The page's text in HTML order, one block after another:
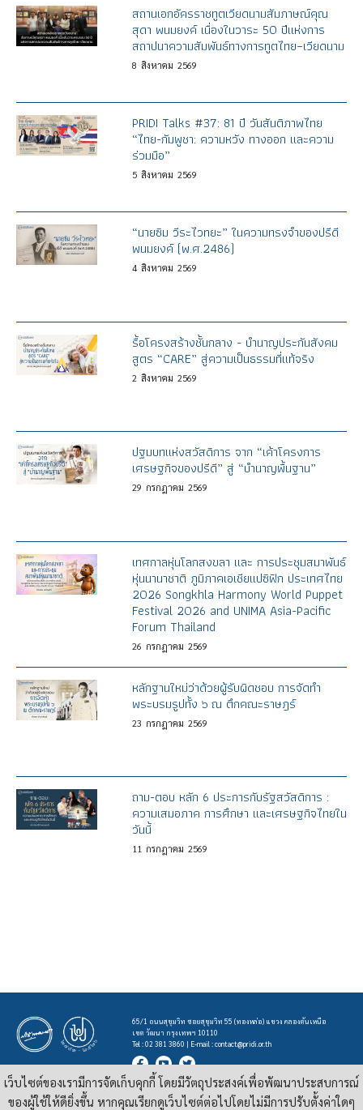
สถานเอกอัครราชทูตเวียดนามสัมภาษณ์คุณ
สุดา พนมยงค์ เนื่องในวาระ 50 ปีแห่งการ
สถาปนาความสัมพันธ์ทางการทูตไทย–เวียดนาม
8 สิงหาคม 2569
PRIDI Talks #37: 81 ปี วันสันติภาพไทย
“ไทย-กัมพูชา: ความหวัง ทางออก และความ
ร่วมมือ”
5 สิงหาคม 2569
“นายซิม วีระไวทยะ” ในความทรงจำของปรีดี
พนมยงค์ (พ.ศ.2486)
4 สิงหาคม 2569
รื้อโครงสร้างชั้นกลาง - บำนาญประกันสังคม
สูตร “CARE” สู่ความเป็นธรรมที่แท้จริง
2 สิงหาคม 2569
ปฐมบทแห่งสวัสดิการ จาก “เค้าโครงการ
เศรษฐกิจของปรีดี” สู่ “บำนาญพื้นฐาน”
29 กรกฎาคม 2569
เทศกาลหุ่นโลกสงขลา และ การประชุมสมาพันธ์
หุ่นนานาชาติ ภูมิภาคเอเชียแปซิฟิก ประเทศไทย
2026 Songkhla Harmony World Puppet
Festival 2026 and UNIMA Asia-Pacific
Forum Thailand
26 กรกฎาคม 2569
หลักฐานใหม่ว่าด้วยผู้รับผิดชอบ การจัดทำ
พระบรมรูปทั้ง ๖ ณ ตึกคณะราษฎร์
23 กรกฎาคม 2569
ถาม-ตอบ หลัก 6 ประการกับรัฐสวัสดิการ :
ความเสมอภาค การศึกษา และเศรษฐกิจไทยใน
วันนี้
11 กรกฎาคม 2569
65/1 ถนนสุขุมวิท ซอยสุขุมวิท 55 (ทองหล่อ) แขวง คลองตันเหนือ
เขต วัฒนา กรุงเทพฯ 10110
Tel : 02 381 3860 | E-mail :contact@pridi.or.th
บทความ รูปภาพ และสื่ออื่นๆ ที่มีสัญลักษณ์ของสถาบันปรีดี พนมยงค์ ในเว็บไซต์https://pridi.or.th
เผยแพร่ภายใต้สัญญาอนุญาตครีเอทีฟคอมมอนส์แบบแสดงที่มา-ไม่ใช่เชิงพาณิชย์ 4.0 สากล
เว็บไซต์ของเรามีการจัดเก็บคุกกี้ โดยมีวัตถุประสงค์เพื่อพัฒนาประสบการณ์
ของผู้ใช้ให้ดียิ่งขึ้น หากคุณเรียกดูเว็บไซต์ต่อไปโดยไม่มีการปรับตั้งค่าใดๆ